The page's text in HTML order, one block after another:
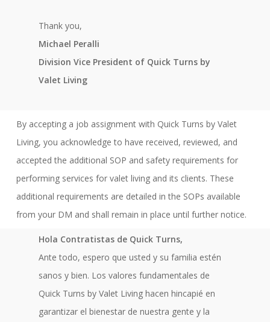
Thank you,
Michael Peralli
Division Vice President of Quick Turns by
Valet Living
By accepting a job assignment with Quick Turns by Valet
Living, you acknowledge to have received, reviewed, and
accepted the additional SOP and safety requirements for
performing services for valet living and its clients. These
additional requirements are detailed in the SOPs available
from your DM and shall remain in place until further notice.
Hola Contratistas de Quick Turns,
Ante todo, espero que usted y su familia estén
sanos y bien. Los valores fundamentales de
Quick Turns by Valet Living hacen hincapié en
garantizar el bienestar de nuestra gente y la